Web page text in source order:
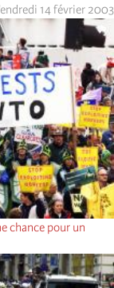
14 février 2003
chance pour un